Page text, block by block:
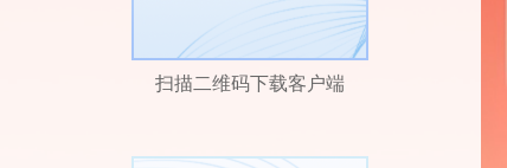
扫描二维码下载客户端